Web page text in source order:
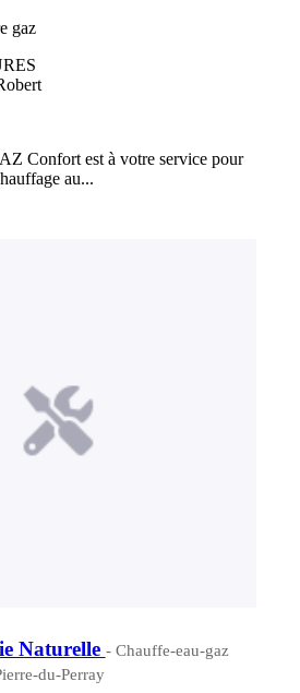
gaz
Confort est à votre service pour
au...
Naturelle - Chauffe-eau-gaz
du-Perray